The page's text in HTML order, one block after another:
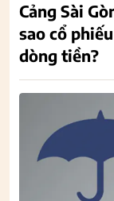
Cảng Sài
sao cổ
dòng tiền?